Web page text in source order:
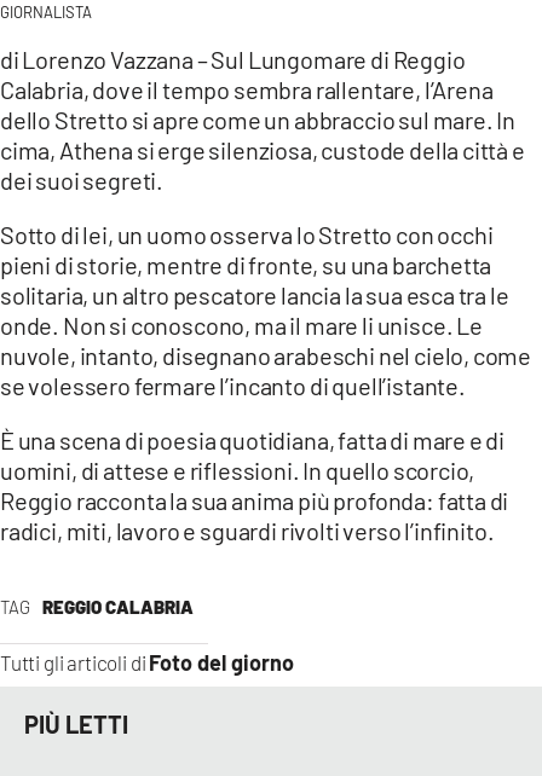
LAC ONAIR
LaC
Network
LACPLAY.IT
LACONAIR.IT
LACITYMAG.IT
ILREGGINO.IT
ILVIBONESE.IT
CATANZAROCHANNEL.IT
ANDROID
APPLE
GIORNALISTA
TAG REGGIO CALABRIA
Tutti gli articoli di Foto del giorno
di Lorenzo Vazzana – Sul Lungomare di Reggio
Calabria, dove il tempo sembra rallentare, l’Arena
dello Stretto si apre come un abbraccio sul mare. In
cima, Athena si erge silenziosa, custode della città e
dei suoi segreti.
Sotto di lei, un uomo osserva lo Stretto con occhi
pieni di storie, mentre di fronte, su una barchetta
solitaria, un altro pescatore lancia la sua esca tra le
onde. Non si conoscono, ma il mare li unisce. Le
nuvole, intanto, disegnano arabeschi nel cielo, come
se volessero fermare l’incanto di quell’istante.
È una scena di poesia quotidiana, fatta di mare e di
uomini, di attese e riflessioni. In quello scorcio,
Reggio racconta la sua anima più profonda: fatta di
radici, miti, lavoro e sguardi rivolti verso l’infinito.
PIÙ LETTI